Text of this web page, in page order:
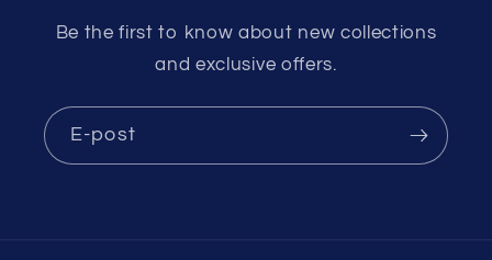
Be the first to know about new collections
and exclusive offers.
E-post